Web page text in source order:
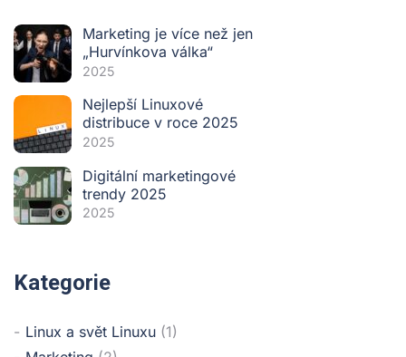
Marketing je více než jen
„Hurvínkova válka“
2025
Nejlepší Linuxové
distribuce v roce 2025
2025
Digitální marketingové
trendy 2025
2025
Kategorie
Linux a svět Linuxu (1)